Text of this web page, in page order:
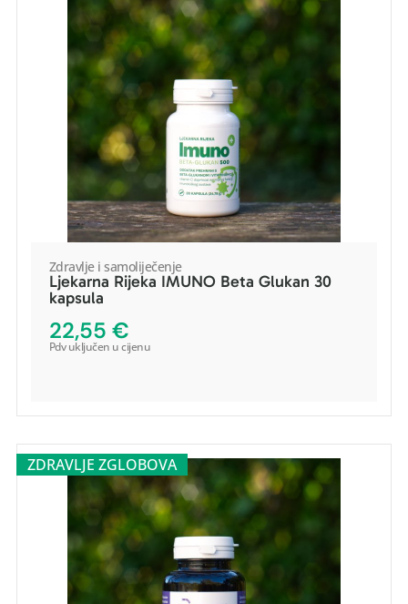
-
Zdravlje i samoliječenje
Ljekarna Rijeka IMUNO Beta Glukan 30
kapsula
22,55 €
Pdv uključen u cijenu
ZDRAVLJE ZGLOBOVA